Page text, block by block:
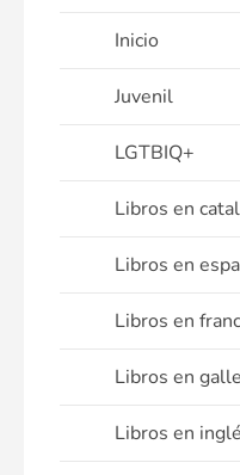
Inicio
Juvenil
LGTBIQ+
Libros en
Libros en
Libros en
Libros en
Libros en